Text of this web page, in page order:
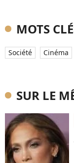
MOTS
Société Cinéma
SUR LE